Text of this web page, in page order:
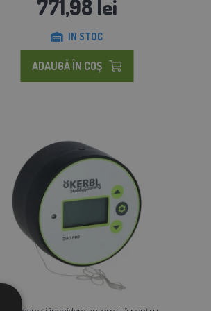
771,98 lei
IN STOC
ADAUGĂ ÎN COŞ